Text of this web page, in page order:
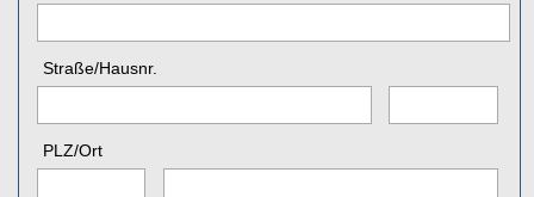
Straße/Hausnr.
PLZ/Ort